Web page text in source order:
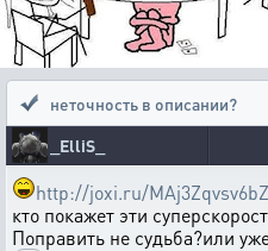
неточность в описании?
_ElliS_
http://joxi.ru/
кто покажет эти
Поправить не судьба?или